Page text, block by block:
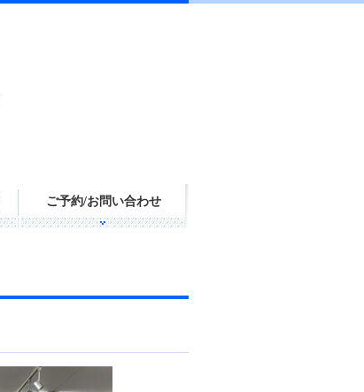
ご予約/お問い合わせ